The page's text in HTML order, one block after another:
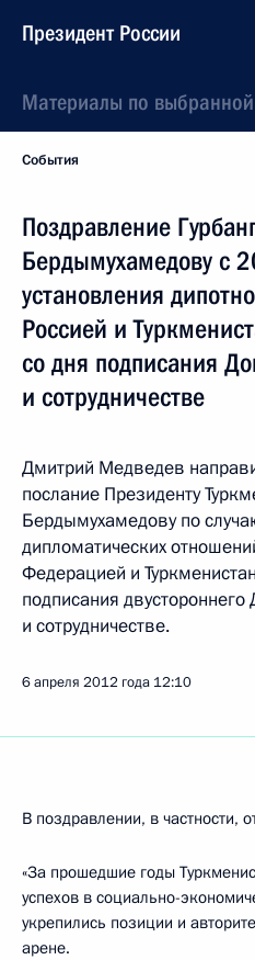
Президент России
Материалы по
События
Поздравление
Бердымухамедову с
установления
Россией и
со дня подписания
и сотрудничестве
Дмитрий Медведев
послание Президенту
Бердымухамедову по
дипломатических
Федерацией и
подписания
и сотрудничестве.
6 апреля 2012 года 12:10
В поздравлении, в частности,
«За прошедшие годы
успехов в социально-
укрепились позиции и
арене.